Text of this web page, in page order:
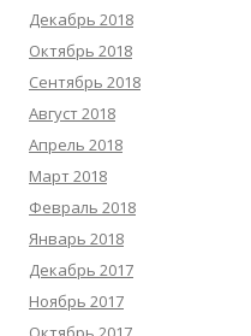
Декабрь 2018
Октябрь 2018
Сентябрь 2018
Август 2018
Апрель 2018
Март 2018
Февраль 2018
Январь 2018
Декабрь 2017
Ноябрь 2017